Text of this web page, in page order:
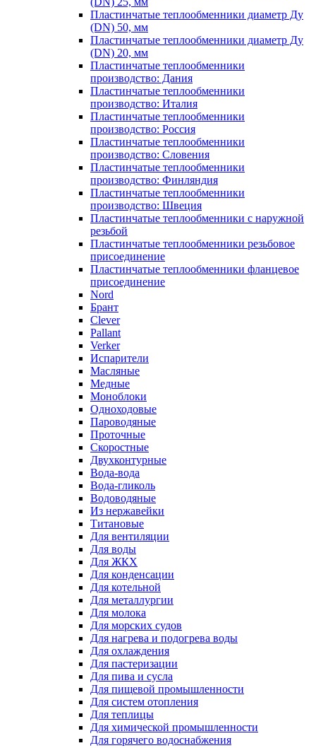
Пластинчатые теплообменники диаметр Ду
(DN) 50, мм
Пластинчатые теплообменники диаметр Ду
(DN) 20, мм
Пластинчатые теплообменники
производство: Дания
Пластинчатые теплообменники
производство: Италия
Пластинчатые теплообменники
производство: Россия
Пластинчатые теплообменники
производство: Словения
Пластинчатые теплообменники
производство: Финляндия
Пластинчатые теплообменники
производство: Швеция
Пластинчатые теплообменники с наружной
резьбой
Пластинчатые теплообменники резьбовое
присоединение
Пластинчатые теплообменники фланцевое
присоединение
Nord
Брант
Clever
Pallant
Verker
Испарители
Масляные
Медные
Моноблоки
Одноходовые
Пароводяные
Проточные
Скоростные
Двухконтурные
Вода-вода
Вода-гликоль
Водоводяные
Из нержавейки
Титановые
Для вентиляции
Для воды
Для ЖКХ
Для конденсации
Для котельной
Для металлургии
Для молока
Для морских судов
Для нагрева и подогрева воды
Для охлаждения
Для пастеризации
Для пива и сусла
Для пищевой промышленности
Для систем отопления
Для теплицы
Для химической промышленности
Для горячего водоснабжения